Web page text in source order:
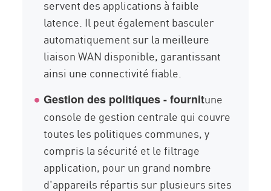
servent des applications à faible
latence. Il peut également basculer
automatiquement sur la meilleure
liaison WAN disponible, garantissant
ainsi une connectivité fiable.
Gestion des politiques - fournitune
console de gestion centrale qui couvre
toutes les politiques communes, y
compris la sécurité et le filtrage
application, pour un grand nombre
d'appareils répartis sur plusieurs sites